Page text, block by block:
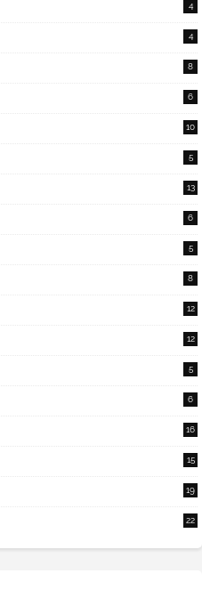
4
4
8
6
10
5
13
6
5
8
12
12
5
6
16
15
19
22